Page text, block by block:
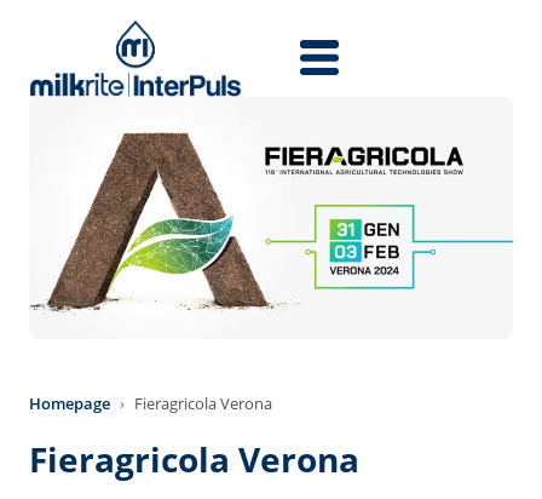
Homepage Fieragricola Verona
Fieragricola Verona